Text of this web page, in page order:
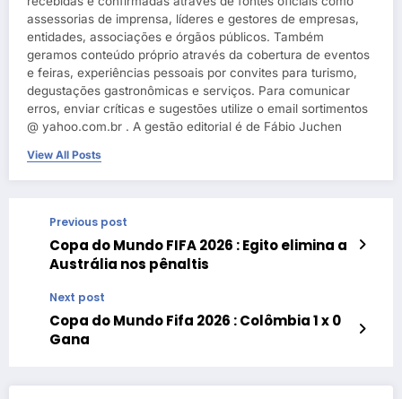
assessorias de imprensa, líderes e gestores de empresas,
entidades, associações e órgãos públicos. Também
geramos conteúdo próprio através da cobertura de eventos
e feiras, experiências pessoais por convites para turismo,
degustações gastronômicas e serviços. Para comunicar
erros, enviar críticas e sugestões utilize o email sortimentos
@ yahoo.com.br . A gestão editorial é de Fábio Juchen
View All Posts
Previous post
Copa do Mundo FIFA 2026 : Egito elimina a
Austrália nos pênaltis
Next post
Copa do Mundo Fifa 2026 : Colômbia 1 x 0
Gana